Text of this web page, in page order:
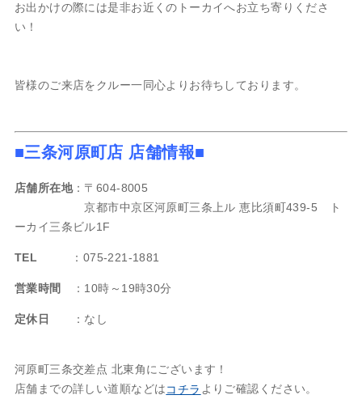
お出かけの際には是非お近くのトーカイへお立ち寄りくださ
い！
皆様のご来店をクルー一同心よりお待ちしております。
■三条河原町店 店舗情報■
店舗所在地：〒604-8005
京都市中京区河原町三条上ル 恵比須町439-5 ト
ーカイ三条ビル1F
TEL ：075-221-1881
営業時間 ：10時～19時30分
定休日 ：なし
河原町三条交差点 北東角にございます！
店舗までの詳しい道順などはコチラ よりご確認ください。